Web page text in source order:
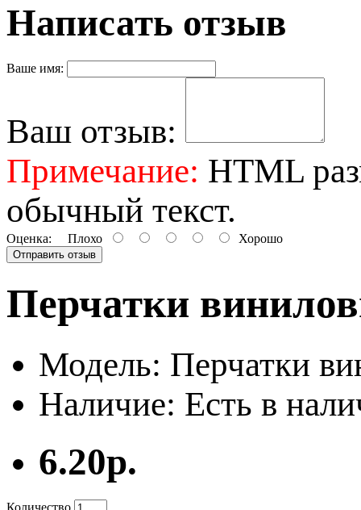
Написать отзыв
Ваше имя:
Ваш отзыв:
Примечание: HTML
обычный текст.
Оценка: Плохо Хорошо
Отправить отзыв
Перчатки
Модель: Перчатки
Наличие: Есть в
6.20р.
Количество